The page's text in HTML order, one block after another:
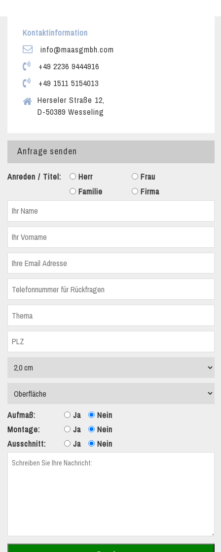
Kontaktinformation
info@maasgmbh.com
+49 2236 9444916
+49 1511 5154013
Herseler Straße 12,
D-50389 Wesseling
Anfrage senden
Anreden / Titel: Herr
Frau
Familie
Firma
Aufmaß: Ja
Nein
Montage:
Ja
Nein
Ausschnitt:
Ja Nein